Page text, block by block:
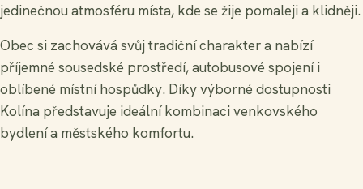
jedinečnou atmosféru místa, kde se žije pomaleji a klidněji.
Obec si zachovává svůj tradiční charakter a nabízí
příjemné sousedské prostředí, autobusové spojení i
oblíbené místní hospůdky. Díky výborné dostupnosti
Kolína představuje ideální kombinaci venkovského
bydlení a městského komfortu.